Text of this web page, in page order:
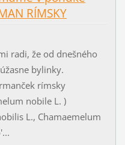
RÍMSKY
radi, že od dnešného
bylinky.
rímsky
nobile L. )
L., Chamaemelum